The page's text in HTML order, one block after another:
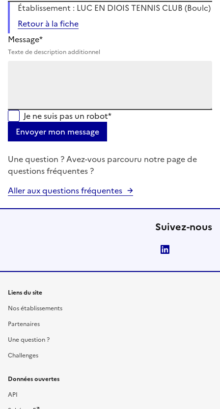
Établissement : LUC EN DIOIS TENNIS CLUB (Boulc)
Retour à la fiche
Message*
Texte de description additionnel
Je ne suis pas un robot*
Envoyer mon message
Une question ? Avez-vous parcouru notre page de
questions fréquentes ?
Aller aux questions fréquentes
Suivez-nous
Liens du site
Nos établissements
Partenaires
Une question ?
Challenges
Données ouvertes
API